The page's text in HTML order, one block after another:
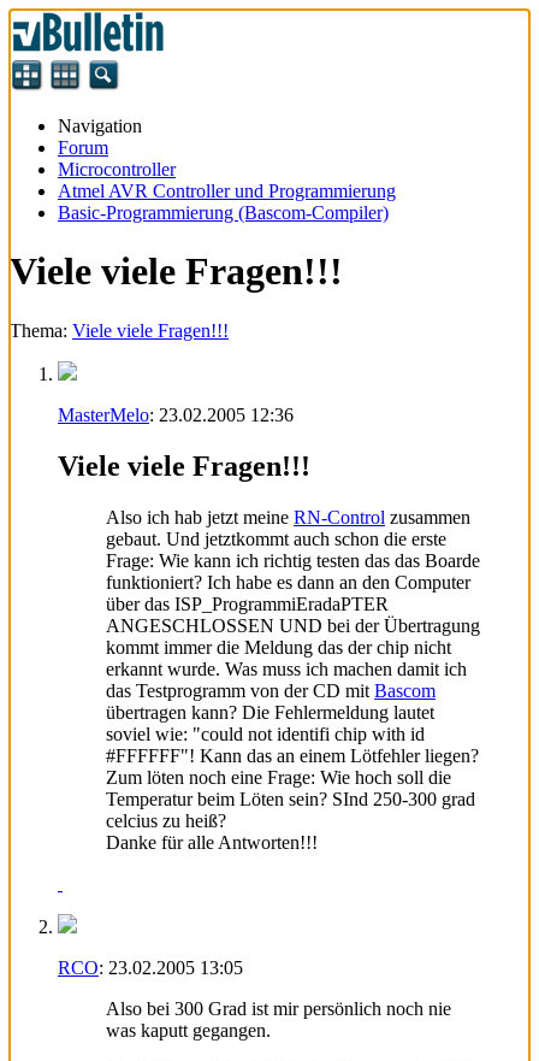
Navigation
Forum
Microcontroller
Atmel AVR Controller und Programmierung
Basic-Programmierung (Bascom-Compiler)
Viele viele Fragen!!!
Thema: Viele viele Fragen!!!
MasterMelo: 23.02.2005 12:36
Viele viele Fragen!!!
Also ich hab jetzt meine RN-Control zusammen
gebaut. Und jetztkommt auch schon die erste
Frage: Wie kann ich richtig testen das das Boarde
funktioniert? Ich habe es dann an den Computer
über das ISP_ProgrammiEradaPTER
ANGESCHLOSSEN UND bei der Übertragung
kommt immer die Meldung das der chip nicht
erkannt wurde. Was muss ich machen damit ich
das Testprogramm von der CD mit Bascom
übertragen kann? Die Fehlermeldung lautet
soviel wie: "could not identifi chip with id
#FFFFFF"! Kann das an einem Lötfehler liegen?
Zum löten noch eine Frage: Wie hoch soll die
Temperatur beim Löten sein? SInd 250-300 grad
celcius zu heiß?
Danke für alle Antworten!!!
RCO: 23.02.2005 13:05
Also bei 300 Grad ist mir persönlich noch nie
was kaputt gegangen.